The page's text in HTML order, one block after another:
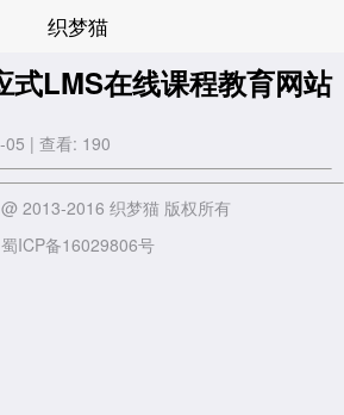
织梦猫
LMS在线课程教育网站
| 查看: 190
2013-2016 织梦猫 版权所有
蜀ICP备16029806号